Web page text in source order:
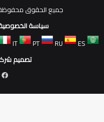
جميع الحقوق محفوظة
سياسة
IT PT RU
ES
تصميم شركة